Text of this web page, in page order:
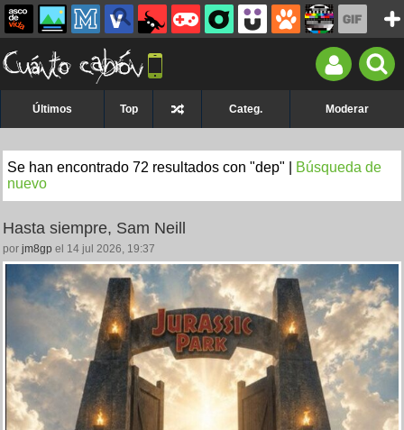
Últimos Top Categ. Moderar
Se han encontrado 72 resultados con "dep" |
Búsqueda de
nuevo
Hasta siempre, Sam Neill
por jm8gp el 14 jul 2026, 19:37